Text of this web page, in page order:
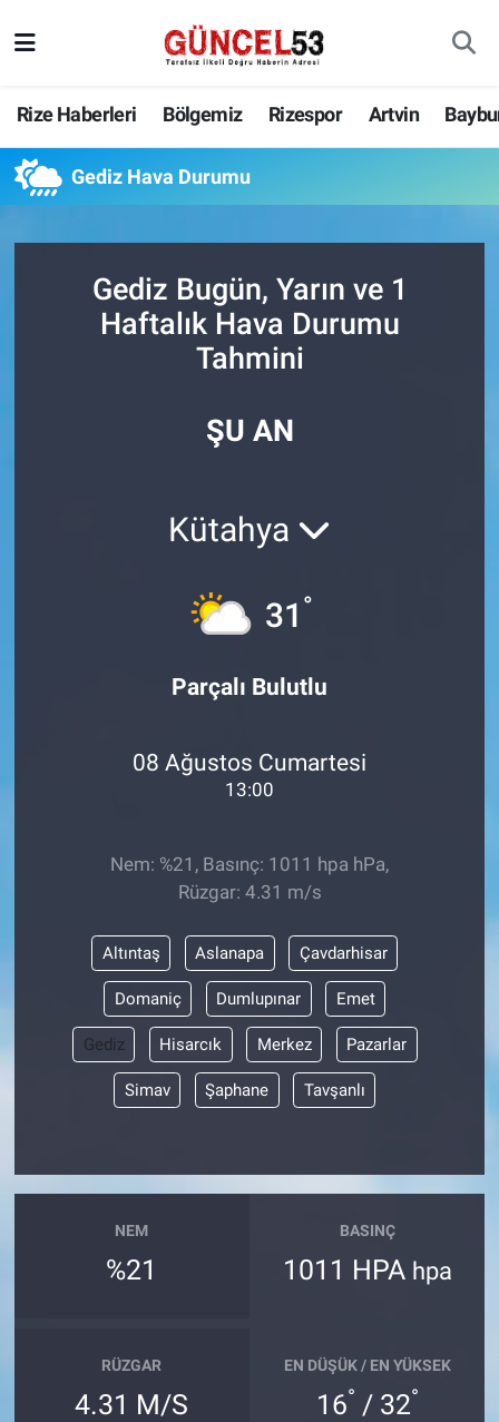
Rize Haberleri Bölgemiz Rizespor Artvin
Gediz Hava Durumu
Gediz Bugün, Yarın ve 1
Haftalık Hava Durumu
Tahmini
ŞU AN
Kütahya
31 °
Parçalı Bulutlu
08 Ağustos Cumartesi
13:00
Nem: %21, Basınç: 1011 hpa hPa,
Rüzgar: 4.31 m/s
Altıntaş Aslanapa Çavdarhisar
Domaniç Dumlupınar Emet
Gediz Hisarcık Merkez Pazarlar
Simav Şaphane Tavşanlı
NEM
%21
BASINÇ
1011 HPA hpa
RÜZGAR
4.31 M/S
EN DÜŞÜK / EN YÜKSEK
16° / 32°